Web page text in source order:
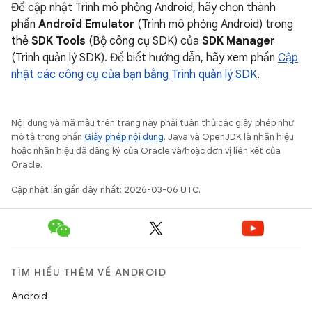
Để cập nhật Trình mô phỏng Android, hãy chọn thành
phần Android Emulator (Trình mô phỏng Android) trong
thẻ SDK Tools (Bộ công cụ SDK) của SDK Manager
(Trình quản lý SDK). Để biết hướng dẫn, hãy xem phần Cập
nhật các công cụ của bạn bằng Trình quản lý SDK.
Nội dung và mã mẫu trên trang này phải tuân thủ các giấy phép như
mô tả trong phần Giấy phép nội dung. Java và OpenJDK là nhãn hiệu
hoặc nhãn hiệu đã đăng ký của Oracle và/hoặc đơn vị liên kết của
Oracle.
Cập nhật lần gần đây nhất: 2026-03-06 UTC.
TÌM HIỂU THÊM VỀ ANDROID
Android